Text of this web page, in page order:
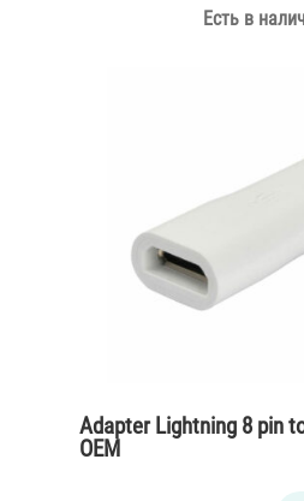
Есть в
Adapter Lightning 8 pin
OEM